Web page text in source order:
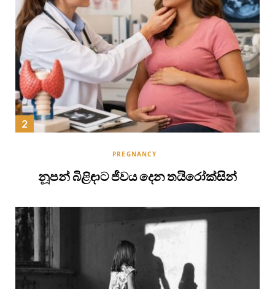
PREGNANCY
නූපන් බිළිඳාට ජීවය දෙන තයිරෝක්සින්